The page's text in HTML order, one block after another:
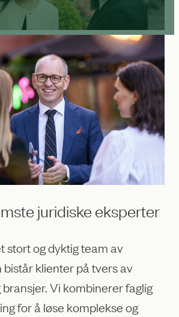
juridiske eksperter
stort og dyktig team av
klienter på tvers av
Vi kombinerer faglig
for å løse komplekse og